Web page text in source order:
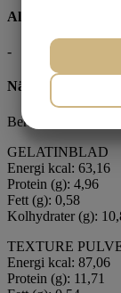
Allergener
-
Näringsinnehåll/
Beräknad efter
GELATINBLAD
Energi kcal: 63,16
Protein (g): 4,96
Fett (g): 0,58
Kolhydrater (g):
TEXTURE
Energi kcal: 87,06
Protein (g): 11,71